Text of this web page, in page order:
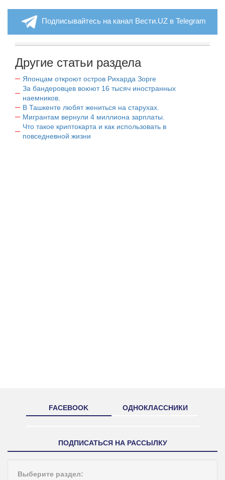
Подписывайтесь на канал Вести.UZ в Telegram
Другие статьи раздела
Японцам откроют остров Рихарда Зорге
За бандеровцев воюют 16 тысяч иностранных
наемников.
В Ташкенте любят жениться на старухах.
Мигрантам вернули 4 миллиона зарплаты.
Что такое криптокарта и как использовать в
повседневной жизни
FACEBOOK ОДНОКЛАССНИКИ
ПОДПИСАТЬСЯ НА РАССЫЛКУ
Выберите раздел: